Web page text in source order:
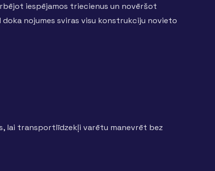
iespējamos triecienus un novēršot
nojumes sviras visu konstrukciju novieto
lai transportlīdzekļi varētu manevrēt bez